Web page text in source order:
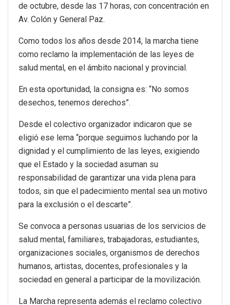
de octubre, desde las 17 horas, con concentración en
Av. Colón y General Paz.
Como todos los años desde 2014, la marcha tiene
como reclamo la implementación de las leyes de
salud mental, en el ámbito nacional y provincial.
En esta oportunidad, la consigna es: “No somos
desechos, tenemos derechos”.
Desde el colectivo organizador indicaron que se
eligió ese lema “porque seguimos luchando por la
dignidad y el cumplimiento de las leyes, exigiendo
que el Estado y la sociedad asuman su
responsabilidad de garantizar una vida plena para
todos, sin que el padecimiento mental sea un motivo
para la exclusión o el descarte”.
Se convoca a personas usuarias de los servicios de
salud mental, familiares, trabajadoras, estudiantes,
organizaciones sociales, organismos de derechos
humanos, artistas, docentes, profesionales y la
sociedad en general a participar de la movilización.
La Marcha representa además el reclamo colectivo